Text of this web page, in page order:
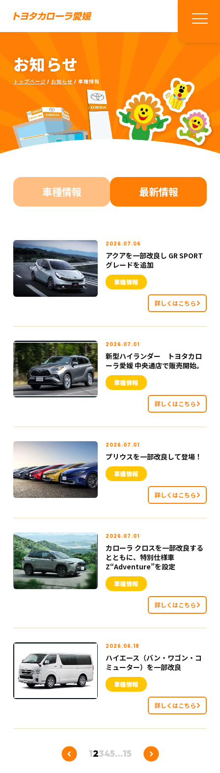
お知らせ
トップページ お知らせ 車種情報
車種情報 最新情報
2026.07.06
アクアを一部改良し GR SPORT
グレードを追加
車種情報
詳しくはこちら
2026.07.01
新型ハイランダー トヨタカロ
ーラ愛媛 中央通店で販売開始。
車種情報
詳しくはこちら
2026.07.01
プリウスを一部改良して登場！
車種情報
詳しくはこちら
2026.07.01
カローラ クロスを一部改良する
とともに、特別仕様車
Z“Adventure”を設定
車種情報
詳しくはこちら
2026.06.18
ハイエース（バン・ワゴン・コ
ミューター）を一部改良
車種情報
詳しくはこちら
12345…15